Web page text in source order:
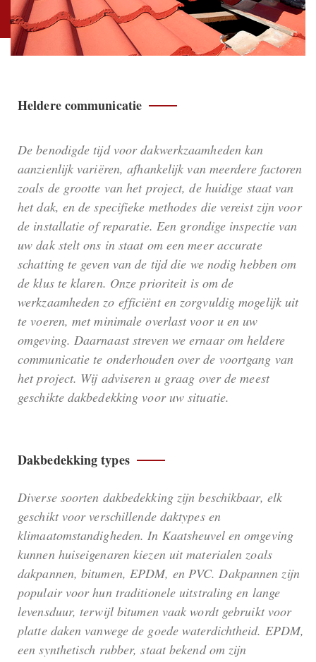
Heldere communicatie
De benodigde tijd voor dakwerkzaamheden kan
aanzienlijk variëren, afhankelijk van meerdere factoren
zoals de grootte van het project, de huidige staat van
het dak, en de specifieke methodes die vereist zijn voor
de installatie of reparatie. Een grondige inspectie van
uw dak stelt ons in staat om een meer accurate
schatting te geven van de tijd die we nodig hebben om
de klus te klaren. Onze prioriteit is om de
werkzaamheden zo efficiënt en zorgvuldig mogelijk uit
te voeren, met minimale overlast voor u en uw
omgeving. Daarnaast streven we ernaar om heldere
communicatie te onderhouden over de voortgang van
het project. Wij adviseren u graag over de meest
geschikte dakbedekking voor uw situatie.
Dakbedekking types
Diverse soorten dakbedekking zijn beschikbaar, elk
geschikt voor verschillende daktypes en
klimaatomstandigheden. In Kaatsheuvel en omgeving
kunnen huiseigenaren kiezen uit materialen zoals
dakpannen, bitumen, EPDM, en PVC. Dakpannen zijn
populair voor hun traditionele uitstraling en lange
levensduur, terwijl bitumen vaak wordt gebruikt voor
platte daken vanwege de goede waterdichtheid. EPDM,
een synthetisch rubber, staat bekend om zijn